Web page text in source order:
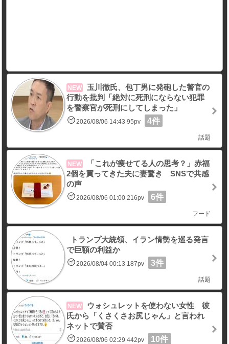
NEW
玉川徹氏、包丁男に発砲した警官の
行動を批判「絶対に死刑にならない犯罪
を警察官が死刑にしてしまった」
2026/08/06 14:43 95pv 4件
話題
NEW
「これが痩せてる人の思考？」赤福
2個を買ってきた夫に妻驚き SNSで共感
の声
2026/08/06 01:00 216pv 6件
フード
トランプ大統領、イラン情勢を巡る発言
で巨額の利益か
2026/08/04 00:13 187pv 3件
話題
NEW
ウォシュレットを使わない女性 彼
氏から「くさくさお尻じゃん」と言われ
ネットで賛否
2026/08/06 02:29 442pv 10件